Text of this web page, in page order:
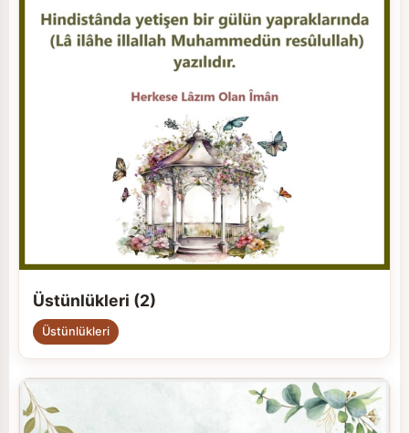
Üstünlükleri (2)
Üstünlükleri